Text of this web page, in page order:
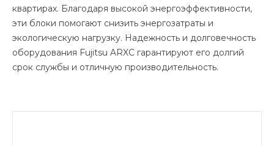
квартирах. Благодаря высокой энергоэффективности,
эти блоки помогают снизить энергозатраты и
экологическую нагрузку. Надежность и долговечность
оборудования Fujitsu ARXC гарантируют его долгий
срок службы и отличную производительность.